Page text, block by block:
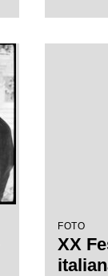
FOTO
XX